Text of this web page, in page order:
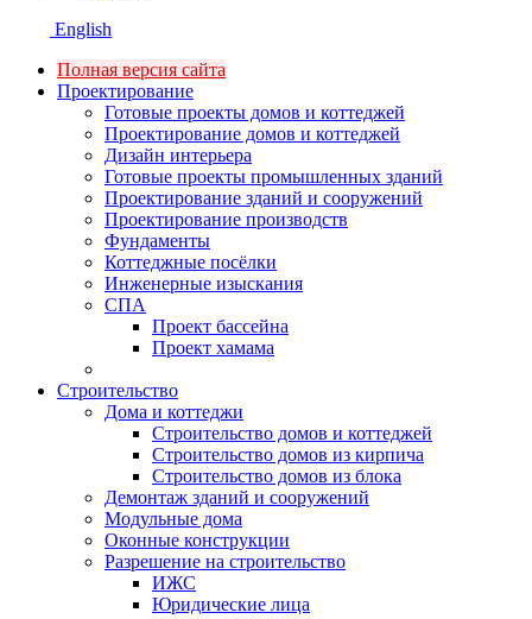
English
Полная версия сайта
Проектирование
Готовые проекты домов и коттеджей
Проектирование домов и коттеджей
Дизайн интерьера
Готовые проекты промышленных зданий
Проектирование зданий и сооружений
Проектирование производств
Фундаменты
Коттеджные посёлки
Инженерные изыскания
СПА
Проект бассейна
Проект хамама
Строительство
Дома и коттеджи
Строительство домов и коттеджей
Строительство домов из кирпича
Строительство домов из блока
Демонтаж зданий и сооружений
Модульные дома
Оконные конструкции
Разрешение на строительство
ИЖС
Юридические лица